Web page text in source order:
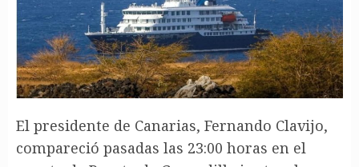
El presidente de Canarias, Fernando Clavijo,
compareció pasadas las 23:00 horas en el